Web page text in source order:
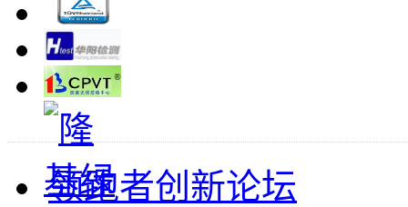
领跑者创新论坛